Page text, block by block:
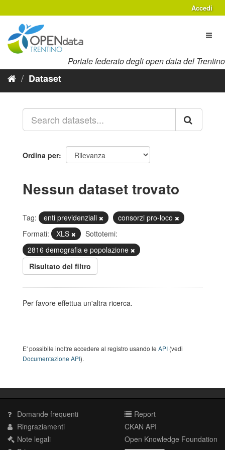
al
contenuto
Accedi
Portale federato degli open data del Trentino
Dataset
Ordina per
Nessun dataset trovato
Tag: enti previdenziali
consorzi pro-loco
Formati:
XLS
Sottotemi:
2816 demografia e popolazione
Risultato del filtro
Per favore effettua un'altra ricerca.
E' possibile inoltre accedere al registro usando le API (vedi
Documentazione API).
Domande frequenti
Ringraziamenti
Note legali
Report
CKAN API
Open Knowledge Foundation